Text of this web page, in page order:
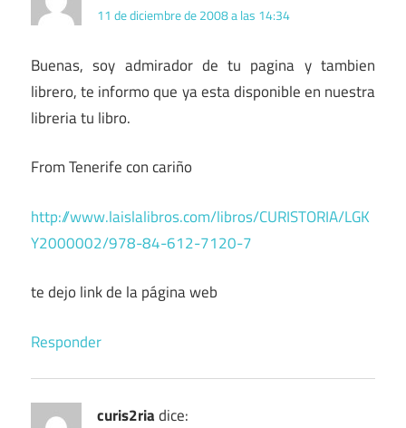
11 de diciembre de 2008 a las 14:34
Buenas, soy admirador de tu pagina y tambien
librero, te informo que ya esta disponible en nuestra
libreria tu libro.
From Tenerife con cariño
http://www.laislalibros.com/libros/CURISTORIA/LGK
Y2000002/978-84-612-7120-7
te dejo link de la página web
Responder
curis2riadice: